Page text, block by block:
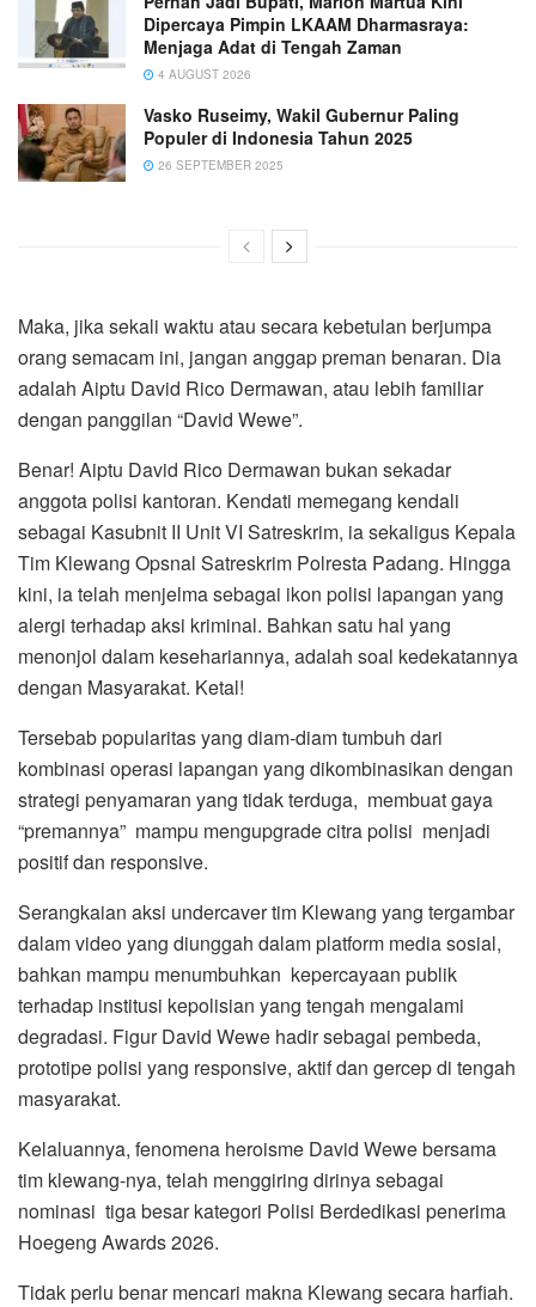
Dipercaya Pimpin LKAAM Dharmasraya:
Menjaga Adat di Tengah Zaman
4 AUGUST 2026
Vasko Ruseimy, Wakil Gubernur Paling
Populer di Indonesia Tahun 2025
26 SEPTEMBER 2025
Maka, jika sekali waktu atau secara kebetulan berjumpa
orang semacam ini, jangan anggap preman benaran. Dia
adalah Aiptu David Rico Dermawan, atau lebih familiar
dengan panggilan “David Wewe”.
Benar! Aiptu David Rico Dermawan bukan sekadar
anggota polisi kantoran. Kendati memegang kendali
sebagai Kasubnit II Unit VI Satreskrim, ia sekaligus Kepala
Tim Klewang Opsnal Satreskrim Polresta Padang. Hingga
kini, ia telah menjelma sebagai ikon polisi lapangan yang
alergi terhadap aksi kriminal. Bahkan satu hal yang
menonjol dalam kesehariannya, adalah soal kedekatannya
dengan Masyarakat. Ketal!
Tersebab popularitas yang diam-diam tumbuh dari
kombinasi operasi lapangan yang dikombinasikan dengan
strategi penyamaran yang tidak terduga, membuat gaya
“premannya” mampu mengupgrade citra polisi menjadi
positif dan responsive.
Serangkaian aksi undercaver tim Klewang yang tergambar
dalam video yang diunggah dalam platform media sosial,
bahkan mampu menumbuhkan kepercayaan publik
terhadap institusi kepolisian yang tengah mengalami
degradasi. Figur David Wewe hadir sebagai pembeda,
prototipe polisi yang responsive, aktif dan gercep di tengah
masyarakat.
Kelaluannya, fenomena heroisme David Wewe bersama
tim klewang-nya, telah menggiring dirinya sebagai
nominasi tiga besar kategori Polisi Berdedikasi penerima
Hoegeng Awards 2026.
Tidak perlu benar mencari makna Klewang secara harfiah.